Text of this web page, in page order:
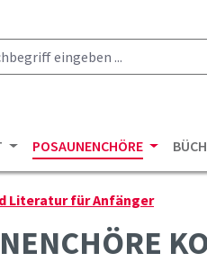
POSAUNENCHÖRE
Literatur für Anfänger